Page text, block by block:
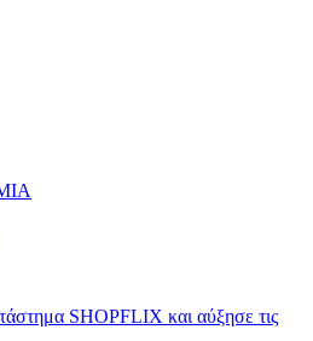
SHOPFLIX και αύξησε τις